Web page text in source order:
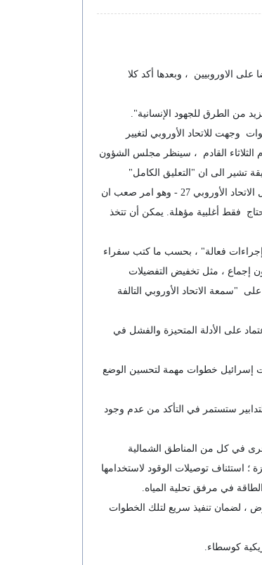
الاوروبيين ، وبعدها أكد كلا
من الطرق للجهود الإنسانية".
وجهت للاتحاد الأوروبي لتغيير
الثلاثاء القادم ، سينظر مجلس الشؤون
تشير الى ان "التعليق الكامل"
لاتفاقية الشراكة لايختلف كثيرا عن "تعليق جزئي" من شأنه أن يقطع الحوار بين بروكسل وحكومة نتنياهو. سيحتاج كلاهما إلى اتفاق بالإجماع من قبل الاتحاد الأوروبي 27 - وهو امر صعب ان
فقط أغلبية مؤهلة. يمكن أن تتخذ
إجراءات فعالة" ، بحسب ما كتب سفراء
إجماع ، مثل تخفيض التفضيلات
"سمعة الاتحاد الأوروبي التالفة
على الأدلة المتحيزة والفشل في
إسرائيل خطوات مهمة لتحسين الوضع
ستستمر في التأكد من عدم وجود
في كل من المناطق الشمالية
؛ استئناف توصيلات الوقود لاستخدامها
في مرفق تحلية المياه.
، لضمان تنفيذ سريع لتلك الخطوات
كوسطاء.